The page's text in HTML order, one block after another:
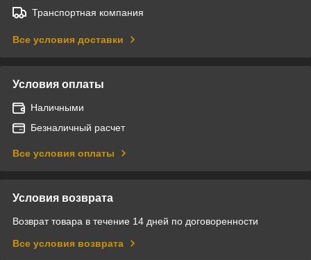
Транспортная компания
Все условия доставки
Условия оплаты
Наличными
Безналичный расчет
Все условия оплаты
Условия возврата
Возврат товара в течение 14 дней по договоренности
Все условия возврата